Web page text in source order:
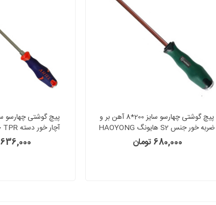
پیچ گوشتی چهارسو سایز 200*8 آهن بر و
ضربه خور جنس S2 هایونگ HAOYONG
680,000 تومان 636,000 تومان